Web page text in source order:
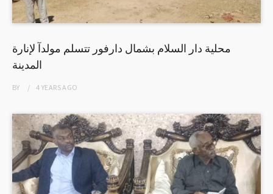
محلية دار السلام بشمال دارفور تتسلم مولدآ لإنارة
المدينة
BY 4 YEARSAGO